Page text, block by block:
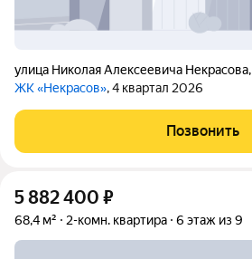
улица Николая Алексеевича Некрасова,
ЖК «Некрасов», 4 квартал 2026
Позвонить
5 882 400 ₽
68,4 м² 2-комн. квартира 6 этаж из 9